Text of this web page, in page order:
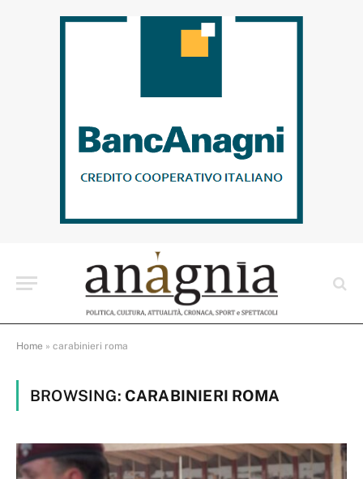
Home » carabinieri roma
BROWSING: CARABINIERI ROMA